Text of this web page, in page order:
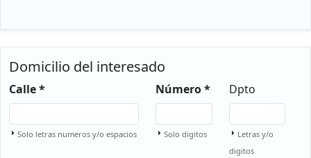
Domicilio del interesado
Calle *
Solo letras numeros y/o espacios
Número *
Solo digitos
Dpto
Letras y/o
digitos